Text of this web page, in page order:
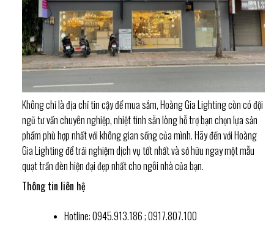
Không chỉ là địa chỉ tin cậy để mua sắm, Hoàng Gia Lighting còn có đội
ngũ tư vấn chuyên nghiệp, nhiệt tình sẵn lòng hỗ trợ bạn chọn lựa sản
phẩm phù hợp nhất với không gian sống của mình. Hãy đến với Hoàng
Gia Lighting để trải nghiệm dịch vụ tốt nhất và sở hữu ngay một mẫu
quạt trần đèn hiện đại đẹp nhất cho ngôi nhà của bạn.
Thông tin liên hệ
Hotline: 0945.913.186 ; 0917.807.100